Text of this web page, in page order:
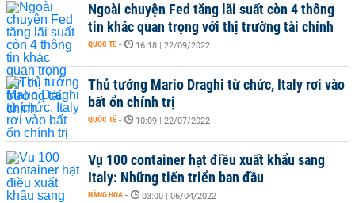
Ngoài chuyện Fed tăng lãi suất còn 4 thông
tin khác quan trọng với thị trường tài chính
QUỐC TẾ - 16:18 | 22/09/2022
Thủ tướng Mario Draghi từ chức, Italy rơi vào
bất ổn chính trị
QUỐC TẾ - 10:09 | 22/07/2022
Vụ 100 container hạt điều xuất khẩu sang
Italy: Những tiến triển ban đầu
HÀNG HÓA - 03:00 | 06/04/2022